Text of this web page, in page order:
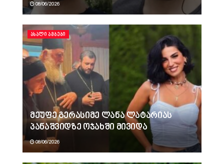
08/06/2026
ᲐᲮᲐᲚᲘ ᲐᲛᲑᲔᲑᲘ
მეუფე გერასიმე ლანა ლატარიას
პანაშვიდზე ოჯახში მივიდა
08/06/2026